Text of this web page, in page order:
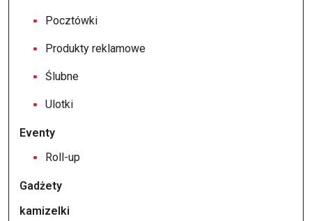
Pocztówki
Produkty reklamowe
Ślubne
Ulotki
Eventy
Roll-up
Gadżety
kamizelki